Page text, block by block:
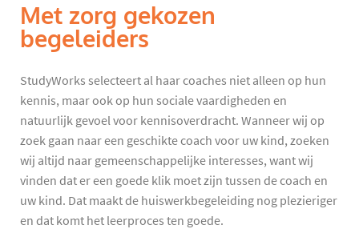
Met zorg gekozen
begeleiders
StudyWorks selecteert al haar coaches niet alleen op hun
kennis, maar ook op hun sociale vaardigheden en
natuurlijk gevoel voor kennisoverdracht. Wanneer wij op
zoek gaan naar een geschikte coach voor uw kind, zoeken
wij altijd naar gemeenschappelijke interesses, want wij
vinden dat er een goede klik moet zijn tussen de coach en
uw kind. Dat maakt de huiswerkbegeleiding nog plezieriger
en dat komt het leerproces ten goede.